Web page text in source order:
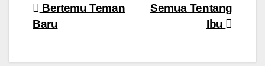
Navigasi
pos
Semua Tentang
Ibu
Bertemu Teman
Baru